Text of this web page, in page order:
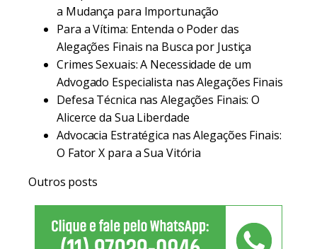
a Mudança para Importunação
Para a Vítima: Entenda o Poder das
Alegações Finais na Busca por Justiça
Crimes Sexuais: A Necessidade de um
Advogado Especialista nas Alegações Finais
Defesa Técnica nas Alegações Finais: O
Alicerce da Sua Liberdade
Advocacia Estratégica nas Alegações Finais:
O Fator X para a Sua Vitória
Outros posts